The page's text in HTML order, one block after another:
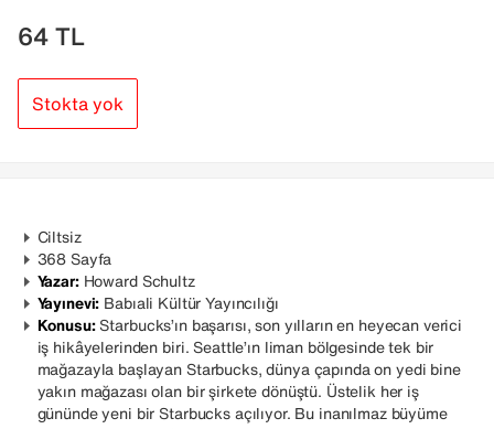
64TL
Stokta yok
Ciltsiz
368 Sayfa
Yazar:Howard Schultz
Yayınevi: Babıali Kültür Yayıncılığı
Konusu:Starbucks’ın başarısı, son yılların en heyecan verici
iş hikâyelerinden biri. Seattle’ın liman bölgesinde tek bir
mağazayla başlayan Starbucks, dünya çapında on yedi bine
yakın mağazası olan bir şirkete dönüştü. Üstelik her iş
gününde yeni bir Starbucks açılıyor. Bu inanılmaz büyüme